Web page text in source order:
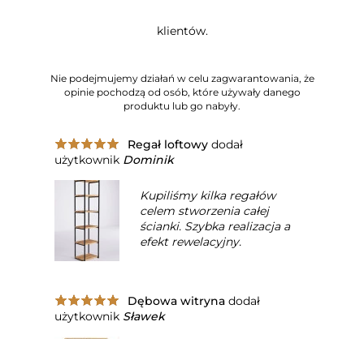
klientów.
Nie podejmujemy działań w celu zagwarantowania, że
opinie pochodzą od osób, które używały danego
produktu lub go nabyły.
Regał loftowydodał
użytkownik Dominik
Kupiliśmy kilka regałów
celem stworzenia całej
ścianki. Szybka realizacja a
efekt rewelacyjny.
Dębowa witrynadodał
użytkownik Sławek